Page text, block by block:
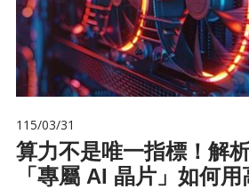
115/03/31
算力不是唯一指標！解
「專屬 AI 晶片」如何用